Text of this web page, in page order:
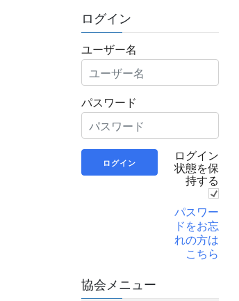
ログイン
ユーザー名
パスワード
ログイン
状態を保
持する
パスワー
ドをお忘
れの方は
こちら
協会メニュー